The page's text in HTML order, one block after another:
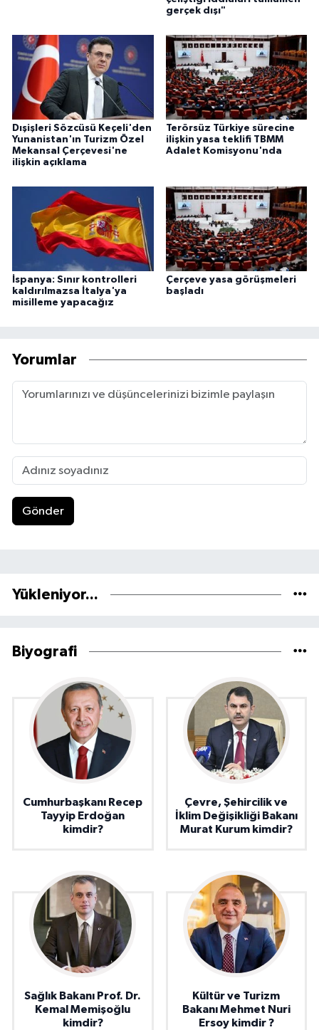
gerçek dışı"
Dışişleri Sözcüsü Keçeli'den
Yunanistan'ın Turizm Özel
Mekansal Çerçevesi'ne
ilişkin açıklama
Terörsüz Türkiye sürecine
ilişkin yasa teklifi TBMM
Adalet Komisyonu'nda
İspanya: Sınır kontrolleri
kaldırılmazsa İtalya'ya
misilleme yapacağız
Çerçeve yasa görüşmeleri
başladı
Yorumlar
Gönder
Yükleniyor...
Biyografi
Cumhurbaşkanı Recep
Tayyip Erdoğan
kimdir?
Çevre, Şehircilik ve
İklim Değişikliği Bakanı
Murat Kurum kimdir?
Sağlık Bakanı Prof. Dr.
Kemal Memişoğlu
kimdir?
Kültür ve Turizm
Bakanı Mehmet Nuri
Ersoy kimdir ?